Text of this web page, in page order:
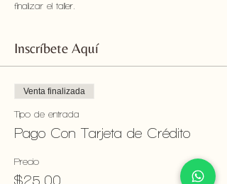
finalizar el taller.
Inscríbete Aquí
Venta finalizada
Tipo de entrada
Pago Con Tarjeta de Crédito
Precio